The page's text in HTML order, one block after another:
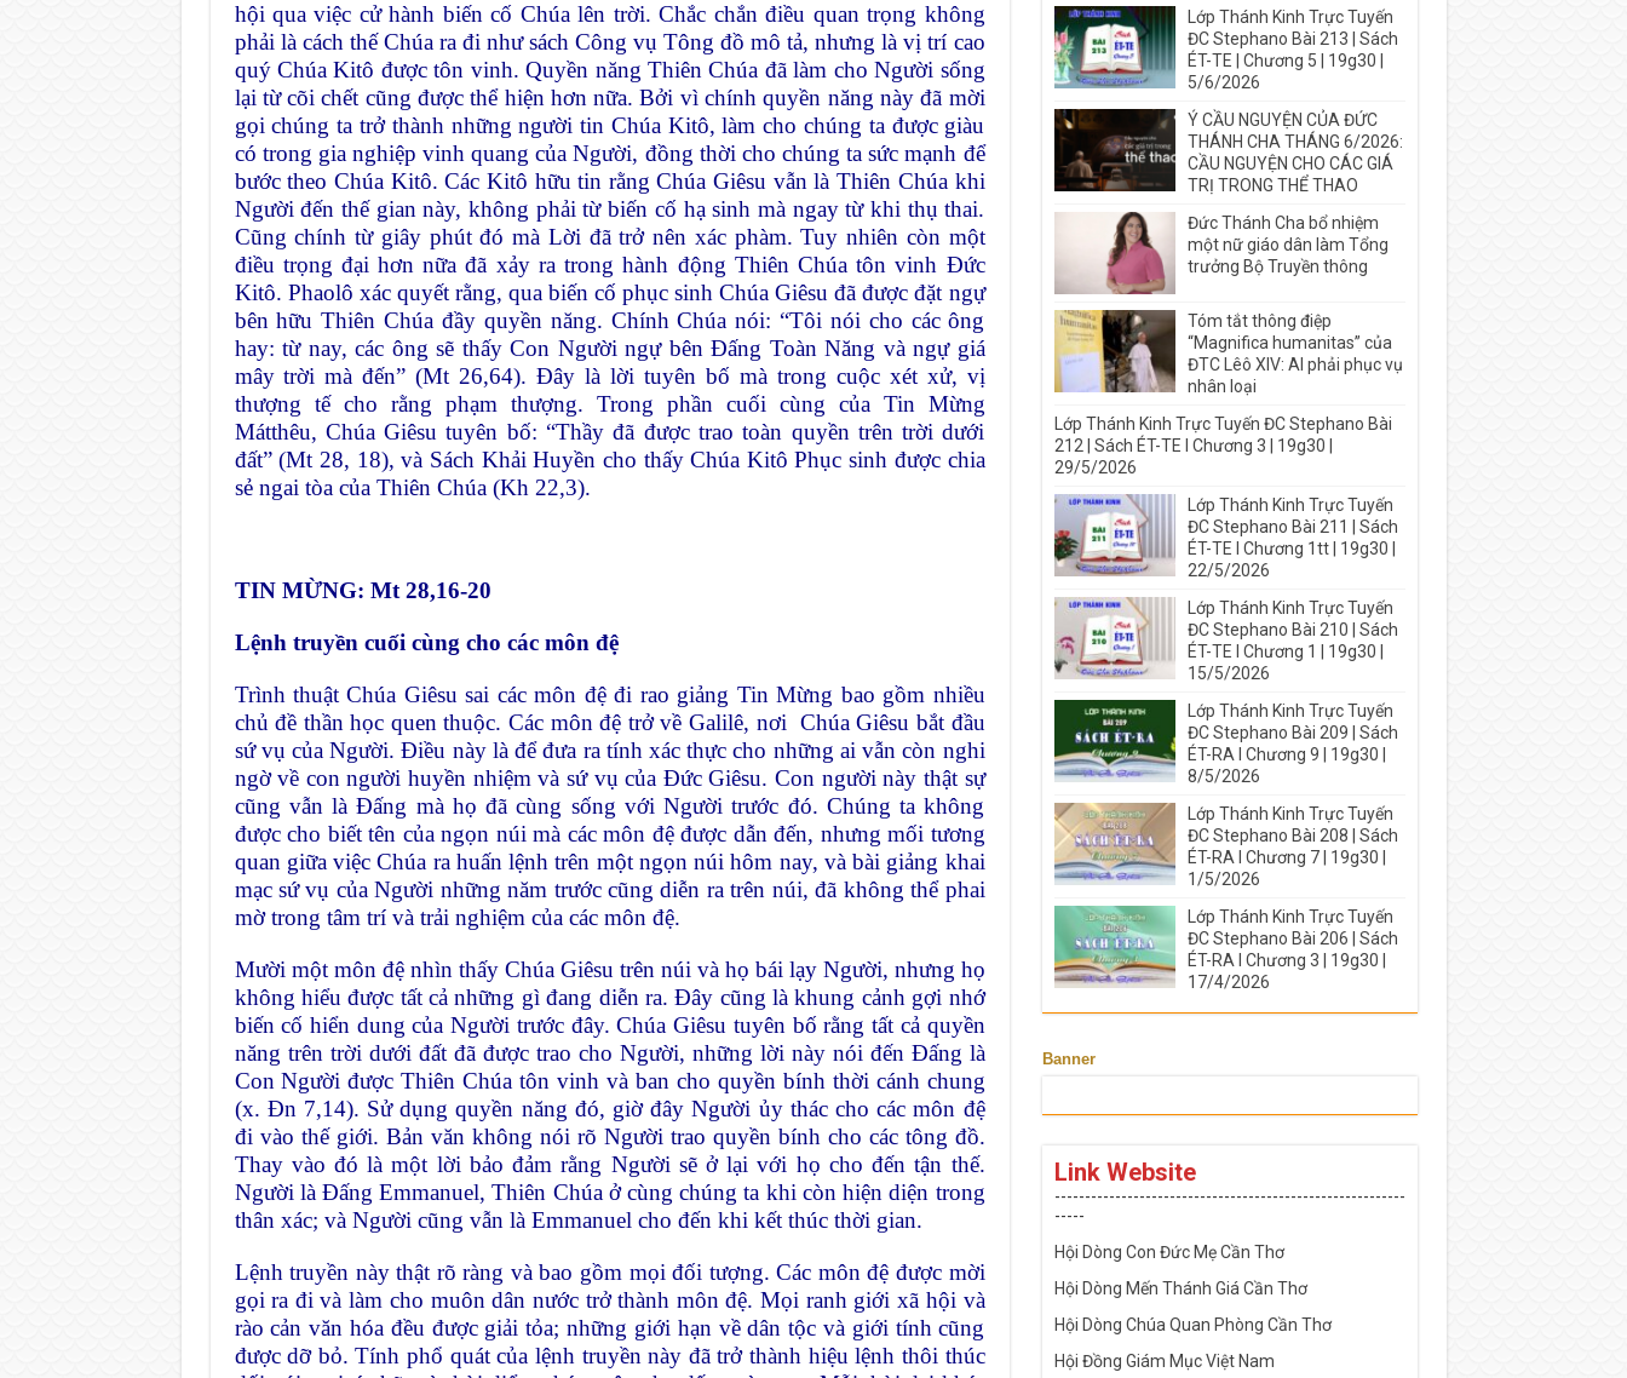
hội qua việc cử hành biến cố Chúa lên trời. Chắc chắn điều quan trọng không
phải là cách thế Chúa ra đi như sách Công vụ Tông đồ mô tả, nhưng là vị trí cao
quý Chúa Kitô được tôn vinh. Quyền năng Thiên Chúa đã làm cho Người sống
lại từ cõi chết cũng được thể hiện hơn nữa. Bởi vì chính quyền năng này đã mời
gọi chúng ta trở thành những người tin Chúa Kitô, làm cho chúng ta được giàu
có trong gia nghiệp vinh quang của Người, đồng thời cho chúng ta sức mạnh để
bước theo Chúa Kitô. Các Kitô hữu tin rằng Chúa Giêsu vẫn là Thiên Chúa khi
Người đến thế gian này, không phải từ biến cố hạ sinh mà ngay từ khi thụ thai.
Cũng chính từ giây phút đó mà Lời đã trở nên xác phàm. Tuy nhiên còn một
điều trọng đại hơn nữa đã xảy ra trong hành động Thiên Chúa tôn vinh Đức
Kitô. Phaolô xác quyết rằng, qua biến cố phục sinh Chúa Giêsu đã được đặt ngự
bên hữu Thiên Chúa đầy quyền năng. Chính Chúa nói: “Tôi nói cho các ông
hay: từ nay, các ông sẽ thấy Con Người ngự bên Đấng Toàn Năng và ngự giá
mây trời mà đến” (Mt 26,64). Đây là lời tuyên bố mà trong cuộc xét xử, vị
thượng tế cho rằng phạm thượng. Trong phần cuối cùng của Tin Mừng
Mátthêu, Chúa Giêsu tuyên bố: “Thầy đã được trao toàn quyền trên trời dưới
đất” (Mt 28, 18), và Sách Khải Huyền cho thấy Chúa Kitô Phục sinh được chia
sẻ ngai tòa của Thiên Chúa (Kh 22,3).
TIN MỪNG: Mt 28,16-20
Lệnh truyền cuối cùng cho các môn đệ
Trình thuật Chúa Giêsu sai các môn đệ đi rao giảng Tin Mừng bao gồm nhiều
chủ đề thần học quen thuộc. Các môn đệ trở về Galilê, nơi Chúa Giêsu bắt đầu
sứ vụ của Người. Điều này là để đưa ra tính xác thực cho những ai vẫn còn nghi
ngờ về con người huyền nhiệm và sứ vụ của Đức Giêsu. Con người này thật sự
cũng vẫn là Đấng mà họ đã cùng sống với Người trước đó. Chúng ta không
được cho biết tên của ngọn núi mà các môn đệ được dẫn đến, nhưng mối tương
quan giữa việc Chúa ra huấn lệnh trên một ngọn núi hôm nay, và bài giảng khai
mạc sứ vụ của Người những năm trước cũng diễn ra trên núi, đã không thể phai
mờ trong tâm trí và trải nghiệm của các môn đệ.
Mười một môn đệ nhìn thấy Chúa Giêsu trên núi và họ bái lạy Người, nhưng họ
không hiểu được tất cả những gì đang diễn ra. Đây cũng là khung cảnh gợi nhớ
biến cố hiển dung của Người trước đây. Chúa Giêsu tuyên bố rằng tất cả quyền
năng trên trời dưới đất đã được trao cho Người, những lời này nói đến Đấng là
Con Người được Thiên Chúa tôn vinh và ban cho quyền bính thời cánh chung
(x. Đn 7,14). Sử dụng quyền năng đó, giờ đây Người ủy thác cho các môn đệ
đi vào thế giới. Bản văn không nói rõ Người trao quyền bính cho các tông đồ.
Thay vào đó là một lời bảo đảm rằng Người sẽ ở lại với họ cho đến tận thế.
Người là Đấng Emmanuel, Thiên Chúa ở cùng chúng ta khi còn hiện diện trong
thân xác; và Người cũng vẫn là Emmanuel cho đến khi kết thúc thời gian.
Lệnh truyền này thật rõ ràng và bao gồm mọi đối tượng. Các môn đệ được mời
gọi ra đi và làm cho muôn dân nước trở thành môn đệ. Mọi ranh giới xã hội và
rào cản văn hóa đều được giải tỏa; những giới hạn về dân tộc và giới tính cũng
được dỡ bỏ. Tính phổ quát của lệnh truyền này đã trở thành hiệu lệnh thôi thúc
Lớp Thánh Kinh Trực Tuyến
ĐC Stephano Bài 213 | Sách
ÉT-TE | Chương 5 | 19g30 |
5/6/2026
Ý CẦU NGUYỆN CỦA ĐỨC
THÁNH CHA THÁNG 6/2026:
CẦU NGUYỆN CHO CÁC GIÁ
TRỊ TRONG THỂ THAO
Đức Thánh Cha bổ nhiệm
một nữ giáo dân làm Tổng
trưởng Bộ Truyền thông
Tóm tắt thông điệp
“Magnifica humanitas” của
ĐTC Lêô XIV: AI phải phục vụ
nhân loại
Lớp Thánh Kinh Trực Tuyến ĐC Stephano Bài
212 | Sách ÉT-TE I Chương 3 | 19g30 |
29/5/2026
Lớp Thánh Kinh Trực Tuyến
ĐC Stephano Bài 211 | Sách
ÉT-TE I Chương 1tt | 19g30 |
22/5/2026
Lớp Thánh Kinh Trực Tuyến
ĐC Stephano Bài 210 | Sách
ÉT-TE I Chương 1 | 19g30 |
15/5/2026
Lớp Thánh Kinh Trực Tuyến
ĐC Stephano Bài 209 | Sách
ÉT-RA I Chương 9 | 19g30 |
8/5/2026
Lớp Thánh Kinh Trực Tuyến
ĐC Stephano Bài 208 | Sách
ÉT-RA I Chương 7 | 19g30 |
1/5/2026
Lớp Thánh Kinh Trực Tuyến
ĐC Stephano Bài 206 | Sách
ÉT-RA I Chương 3 | 19g30 |
17/4/2026
Banner
Link Website
----------------------------------------------------------
-----
Hội Dòng Con Đức Mẹ Cần Thơ
Hội Dòng Mến Thánh Giá Cần Thơ
Hội Dòng Chúa Quan Phòng Cần Thơ
Hội Đồng Giám Mục Việt Nam